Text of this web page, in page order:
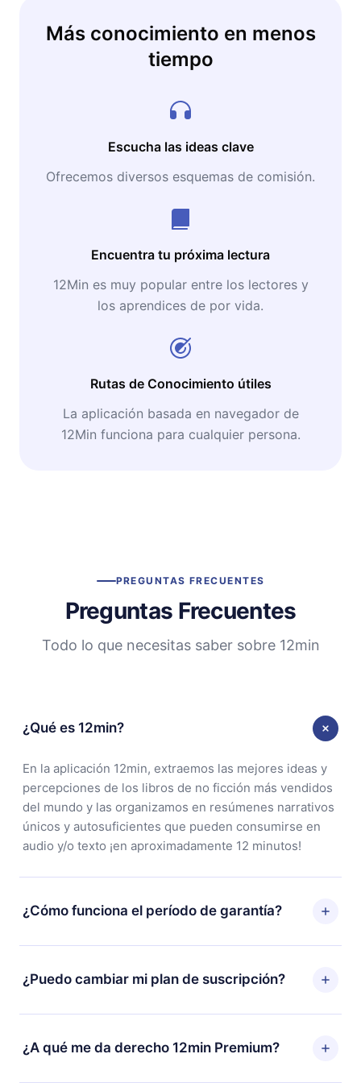
Más conocimiento en menos
tiempo
Escucha las ideas clave
Ofrecemos diversos esquemas de comisión.
Encuentra tu próxima lectura
12Min es muy popular entre los lectores y
los aprendices de por vida.
Rutas de Conocimiento útiles
La aplicación basada en navegador de
12Min funciona para cualquier persona.
PREGUNTAS FRECUENTES
Preguntas Frecuentes
Todo lo que necesitas saber sobre 12min
¿Qué es 12min?
En la aplicación 12min, extraemos las mejores ideas y
percepciones de los libros de no ficción más vendidos
del mundo y las organizamos en resúmenes narrativos
únicos y autosuficientes que pueden consumirse en
audio y/o texto ¡en aproximadamente 12 minutos!
¿Cómo funciona el período de garantía?
Puedes descargar nuestra aplicación y comenzar a
disfrutar de nuestra biblioteca. Si por alguna razón no
estás satisfecho con nuestra plataforma, simplemente
a la compra y solicita el reembolso del valor. Recibirás
¿Puedo cambiar mi plan de suscripción?
Sí, pero el cambio solo se aplicará a partir del próximo
período de facturación. Por ejemplo, si decides
cambiar tu suscripción mensual a anual, después de
¿A qué me da derecho 12min Premium?